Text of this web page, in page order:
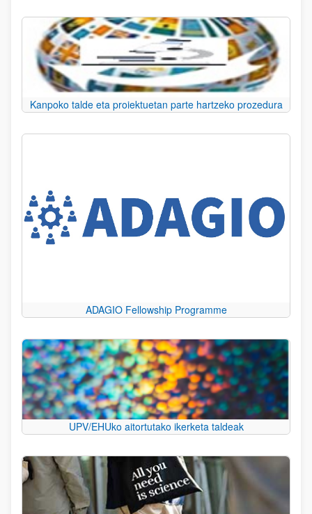
Kanpoko talde eta proiektuetan parte hartzeko prozedura
ADAGIO Fellowship Programme
UPV/EHUko aitortutako ikerketa taldeak